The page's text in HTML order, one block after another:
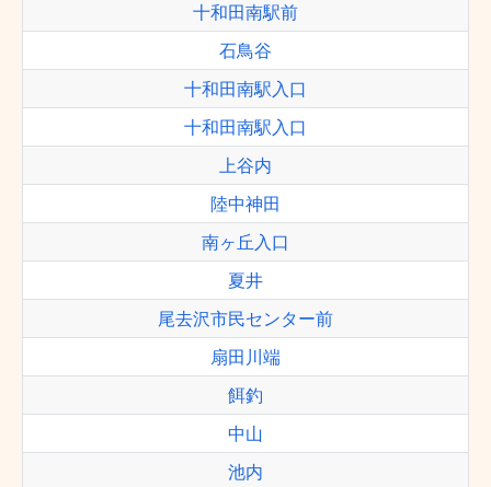
十和田南駅前
石鳥谷
十和田南駅入口
十和田南駅入口
上谷内
陸中神田
南ヶ丘入口
夏井
尾去沢市民センター前
扇田川端
餌釣
中山
池内